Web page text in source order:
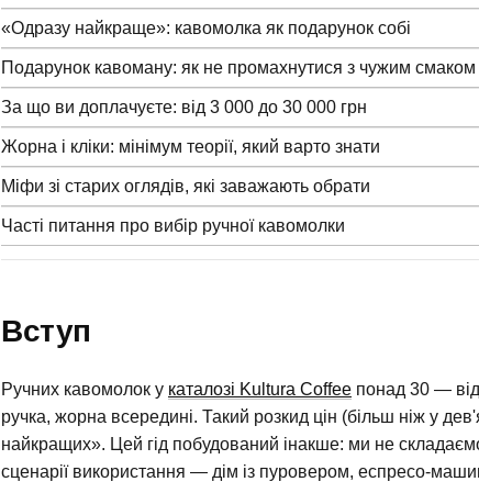
«Одразу найкраще»: кавомолка як подарунок собі
Подарунок кавоману: як не промахнутися з чужим смаком
За що ви доплачуєте: від 3 000 до 30 000 грн
Жорна і кліки: мінімум теорії, який варто знати
Міфи зі старих оглядів, які заважають обрати
Часті питання про вибір ручної кавомолки
Вступ
Ручних кавомолок у каталозі Kultura Coffee понад 30 —
ручка, жорна всередині. Такий розкид цін (більш ніж у
найкращих». Цей гід побудований інакше: ми не
сценарії використання — дім із пуровером, еспресо-